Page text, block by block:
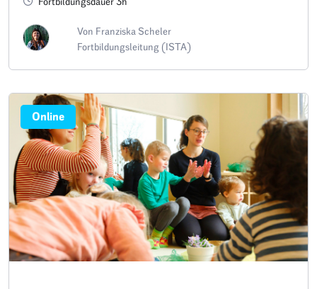
Von Franziska Scheler
Fortbildungsleitung (ISTA)
Online